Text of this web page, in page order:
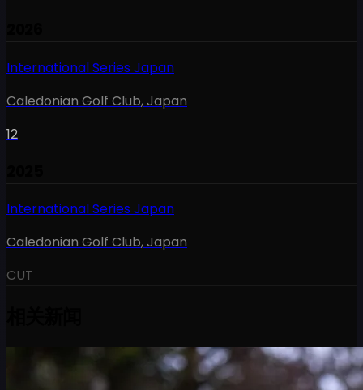
International Series Japan
Caledonian Golf Club,Japan
12
International Series Japan
Caledonian Golf Club,Japan
CUT